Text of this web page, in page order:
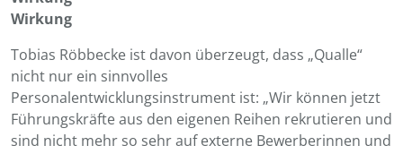
Wirkung
Tobias Röbbecke ist davon überzeugt, dass „Qualle“
nicht nur ein sinnvolles
Personalentwicklungsinstrument ist: „Wir können jetzt
Führungskräfte aus den eigenen Reihen rekrutieren und
sind nicht mehr so sehr auf externe Bewerberinnen und